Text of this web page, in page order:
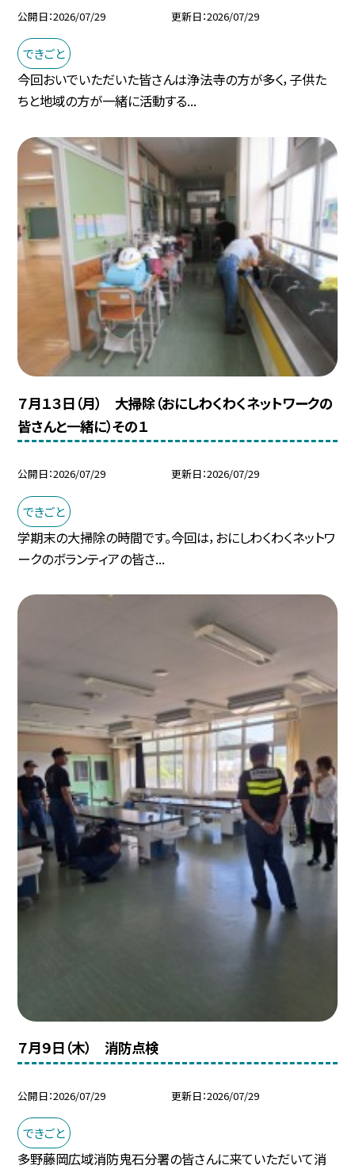
公開日 2026/07/29 更新日 2026/07/29
できごと
今回おいでいただいた皆さんは浄法寺の方が多く，子供た
ちと地域の方が一緒に活動する...
７月１３日（月） 大掃除（おにしわくわくネットワークの
皆さんと一緒に）その１
公開日 2026/07/29 更新日 2026/07/29
できごと
学期末の大掃除の時間です。今回は，おにしわくわくネットワ
ークのボランティアの皆さ...
７月９日（木） 消防点検
公開日 2026/07/29 更新日 2026/07/29
できごと
多野藤岡広域消防鬼石分署の皆さんに来ていただいて消